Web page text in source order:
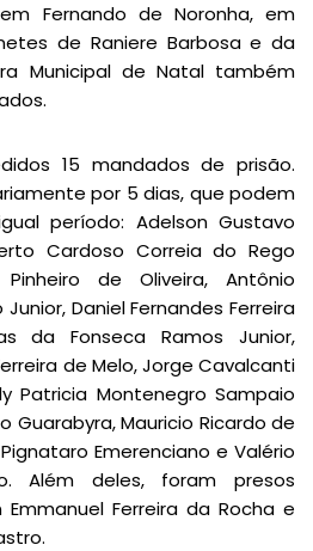
Fernando de Noronha, em
de Raniere Barbosa e da
Municipal de Natal também
15 mandados de prisão.
por 5 dias, que podem
período: Adelson Gustavo
Cardoso Correia do Rego
de Oliveira, Antônio
Daniel Fernandes Ferreira
da Fonseca Ramos Junior,
de Melo, Jorge Cavalcanti
Patricia Montenegro Sampaio
Guarabyra, Mauricio Ricardo de
Emerenciano e Valério
Além deles, foram presos
Ferreira da Rocha e